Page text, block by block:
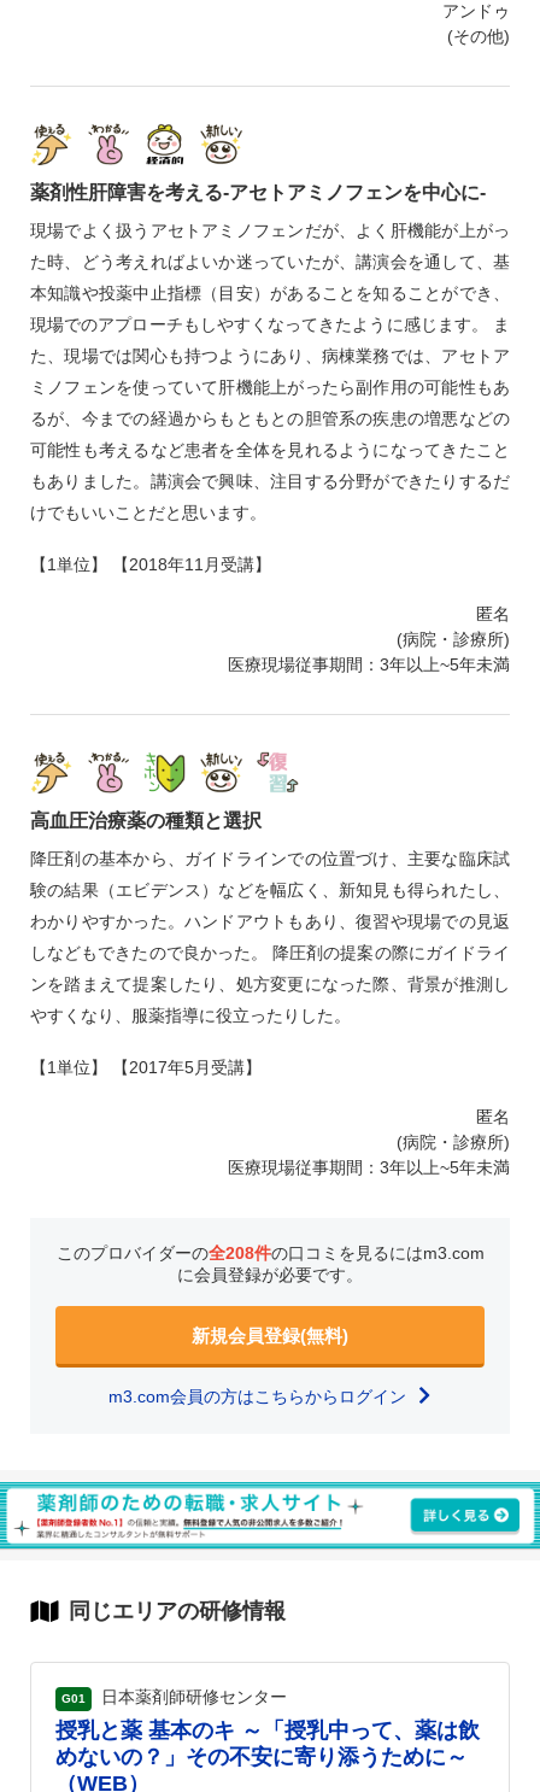
アンドゥ
(その他)
薬剤性肝障害を考える‐アセトアミノフェンを中心に‐
現場でよく扱うアセトアミノフェンだが、よく肝機能が上がっ
た時、どう考えればよいか迷っていたが、講演会を通して、基
本知識や投薬中止指標（目安）があることを知ることができ、
現場でのアプローチもしやすくなってきたように感じます。 ま
た、現場では関心も持つようにあり、病棟業務では、アセトア
ミノフェンを使っていて肝機能上がったら副作用の可能性もあ
るが、今までの経過からもともとの胆管系の疾患の増悪などの
可能性も考えるなど患者を全体を見れるようになってきたこと
もありました。講演会で興味、注目する分野ができたりするだ
けでもいいことだと思います。
【1単位】 【2018年11月受講】
匿名
(病院・診療所)
医療現場従事期間：3年以上~5年未満
高血圧治療薬の種類と選択
降圧剤の基本から、ガイドラインでの位置づけ、主要な臨床試
験の結果（エビデンス）などを幅広く、新知見も得られたし、
わかりやすかった。ハンドアウトもあり、復習や現場での見返
しなどもできたので良かった。 降圧剤の提案の際にガイドライ
ンを踏まえて提案したり、処方変更になった際、背景が推測し
やすくなり、服薬指導に役立ったりした。
【1単位】 【2017年5月受講】
匿名
(病院・診療所)
医療現場従事期間：3年以上~5年未満
このプロバイダーの全208件の口コミを見るにはm3.com
に会員登録が必要です。
新規会員登録(無料)
m3.com会員の方はこちらからログイン
同じエリアの研修情報
G01 日本薬剤師研修センター
授乳と薬 基本のキ ～「授乳中って、薬は飲
めないの？」その不安に寄り添うために～
（WEB）